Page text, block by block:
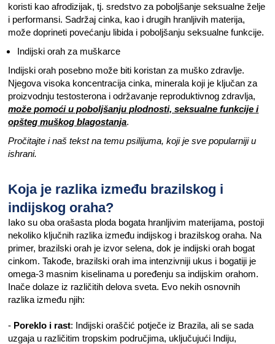
koristi kao afrodizijak, tj. sredstvo za poboljšanje seksualne želje
i performansi. Sadržaj cinka, kao i drugih hranljivih materija,
može doprineti povećanju libida i poboljšanju seksualne funkcije.
Indijski orah za muškarce
Indijski orah posebno može biti koristan za muško zdravlje.
Njegova visoka koncentracija cinka, minerala koji je ključan za
proizvodnju testosterona i održavanje reproduktivnog zdravlja,
može pomoći u poboljšanju plodnosti, seksualne funkcije i
opšteg muškog blagostanja.
Pročitajte i naš tekst na temu psilijuma, koji je sve popularniji u
ishrani.
Koja je razlika između brazilskog i
indijskog oraha?
Iako su oba orašasta ploda bogata hranljivim materijama, postoji
nekoliko ključnih razlika između indijskog i brazilskog oraha. Na
primer, brazilski orah je izvor selena, dok je indijski orah bogat
cinkom. Takođe, brazilski orah ima intenzivniji ukus i bogatiji je
omega-3 masnim kiselinama u poređenju sa indijskim orahom.
Inače dolaze iz različitih delova sveta. Evo nekih osnovnih
razlika između njih:
- Poreklo i rast: Indijski oraščić potječe iz Brazila, ali se sada
uzgaja u različitim tropskim područjima, uključujući Indiju,